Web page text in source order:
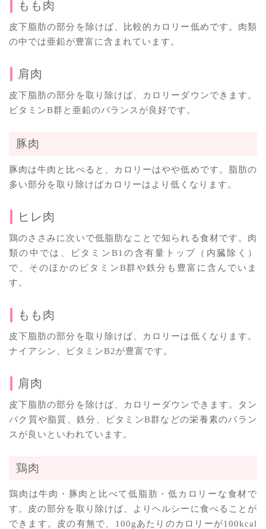
もも肉
皮下脂肪の部分を除けば、比較的カロリー低めです。肉類
の中では亜鉛が豊富に含まれています。
肩肉
皮下脂肪の部分を取り除けば、カロリーダウンできます。
ビタミンB群と亜鉛のバランスが良好です。
豚肉
豚肉は牛肉と比べると、カロリーはやや低めです。脂肪の
多い部分を取り除けばカロリーはより低くなります。
ヒレ肉
鶏のささみに次いで低脂肪なことで知られる食材です。肉
類の中では、ビタミンB1の含有量トップ（内臓除く）
で、そのほかのビタミンB群や鉄分も豊富に含んでいま
す。
もも肉
皮下脂肪の部分を取り除けば、カロリーは低くなります。
ナイアシン、ビタミンB2が豊富です。
肩肉
皮下脂肪の部分を除けば、カロリーダウンできます。タン
パク質や脂質、鉄分、ビタミンB群などの栄養素のバラン
スが良いといわれています。
鶏肉
鶏肉は牛肉・豚肉と比べて低脂肪・低カロリーな食材で
す。皮の部分を取り除けば、よりヘルシーに食べることが
できます。皮の有無で、100gあたりのカロリーが100kcal